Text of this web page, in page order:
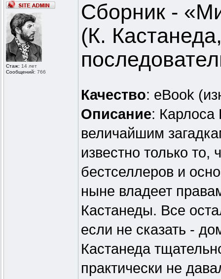
Стаж: 14 лет
Сообщений: 766
Сборник -
(К.
Качество: eBook
Описание: Карлоса
величайшим
известно только то,
бестселлеров и
ныне владеет
Кастанеды. Все
если не сказать -
Кастанеда
практически не